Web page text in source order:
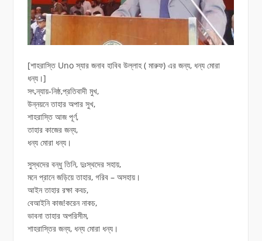
[শাহরাস্তি Uno স্যার জনাব হাবিব উল্লাহ ( মারুফ) এর জন্য, ধন্য মোরা
ধন্য।]
সৎ,ন্যায়-নিষ্ঠ,প্রতিবাদী মুখ,
উন্নয়নে তাহার অপার সুখ,
শাহরাস্তি আজ পূর্ণ,
তাহার কাজের জন্য,
ধন্য মোরা ধন্য।
সুস্থদের বন্ধু তিনি, দুঃস্থদের সহায়,
মনে প্রানে জড়িয়ে তাহার, গরিব – অসহায়।
আইন তাহার রক্ষা কবচ,
বেআইনি কাজ!করেন নাকচ,
ভাবনা তাহার অপরিসীম,
শাহরাস্তির জন্য, ধন্য মোরা ধন্য।